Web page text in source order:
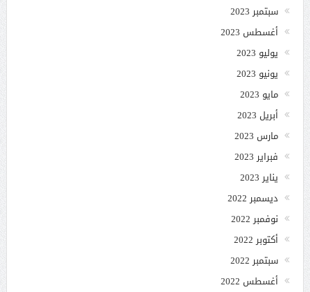
سبتمبر 2023
أغسطس 2023
يوليو 2023
يونيو 2023
مايو 2023
أبريل 2023
مارس 2023
فبراير 2023
يناير 2023
ديسمبر 2022
نوفمبر 2022
أكتوبر 2022
سبتمبر 2022
أغسطس 2022